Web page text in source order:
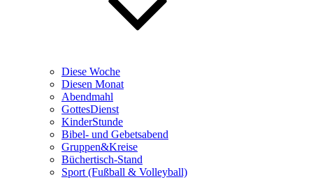
Diese Woche
Diesen Monat
Abendmahl
GottesDienst
KinderStunde
Bibel- und Gebetsabend
Gruppen&Kreise
Büchertisch-Stand
Sport (Fußball & Volleyball)